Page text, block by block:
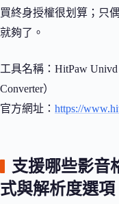
買終身授權很划算；只
就夠了。
工具名稱：HitPaw
Converter）
官方網址： https://
支援哪些影音
式與解析度選項